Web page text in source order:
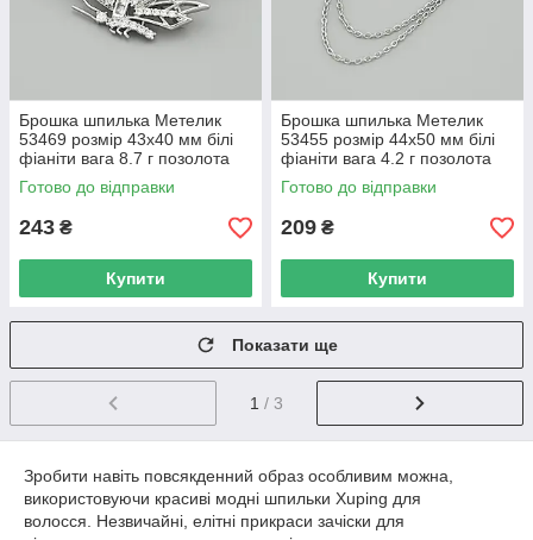
Брошка шпилька Метелик
53469 розмір 43х40 мм білі
фіаніти вага 8.7 г позолота
Біле Золото
Готово до відправки
243 ₴
Купити
Брошка шпилька Метелик
53455 розмір 44х50 мм білі
фіаніти вага 4.2 г позолота
Біле Золото
Готово до відправки
209 ₴
Купити
Показати ще
1 / 3
Зробити навіть повсякденний образ особливим можна,
використовуючи красиві модні шпильки Xuping для
волосся. Незвичайні, елітні прикраси зачіски для